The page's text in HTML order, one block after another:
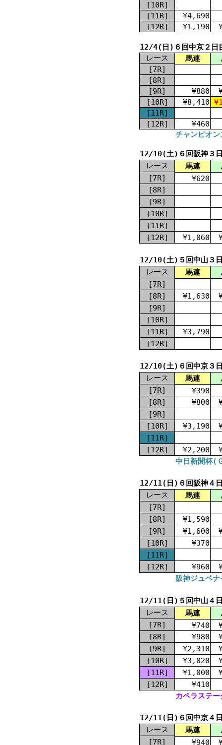
[10R]
[11R]
¥4,690
[12R]
¥1,190
12/4(日)６回中京２日
レース
馬連
[7R]
[8R]
[9R]
¥880
[10R]
¥8,410
[11R]
[12R]
¥460
チャンピオ
12/10(土)６回阪神３
レース
馬連
[7R]
¥620
[8R]
[9R]
[10R]
[11R]
[12R]
¥1,060
12/10(土)５回中山３
レース
馬連
[7R]
[8R]
¥1,630
[9R]
[10R]
[11R]
¥3,790
[12R]
12/10(土)６回中京３
レース
馬連
[7R]
¥390
[8R]
¥800
[9R]
[10R]
¥3,190
[11R]
[12R]
¥2,200
中日新聞杯(
12/11(日)６回阪神４
レース
馬連
[7R]
[8R]
¥1,590
[9R]
¥1,600
[10R]
¥370
[11R]
[12R]
¥960
阪神ジュベ
12/11(日)５回中山４
レース
馬連
[7R]
¥740
[8R]
¥980
[9R]
¥2,310
[10R]
¥3,020
[11R]
¥1,000
[12R]
¥410
カペラステ
12/11(日)６回中京４
レース
馬連
[7R]
¥940